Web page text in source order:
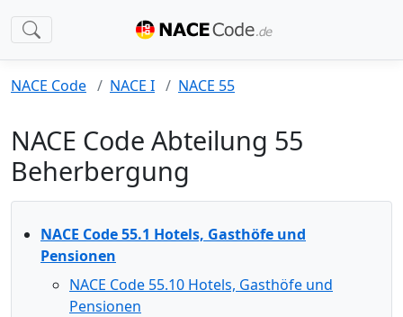
NACE Code NACE I NACE 55
NACE Code Abteilung 55
Beherbergung
NACE Code 55.1 Hotels, Gasthöfe und
Pensionen
NACE Code 55.10 Hotels, Gasthöfe und
Pensionen